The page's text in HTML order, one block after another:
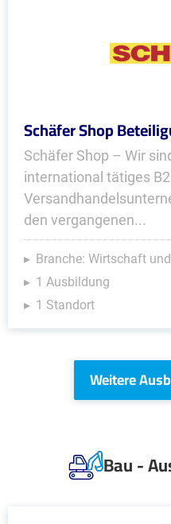
Schäfer Shop
Schäfer Shop – Wir
international tätiges
den vergangenen...
Branche: Wirtschaft
1 Ausbildung
1 Standort
Weitere
Bau -